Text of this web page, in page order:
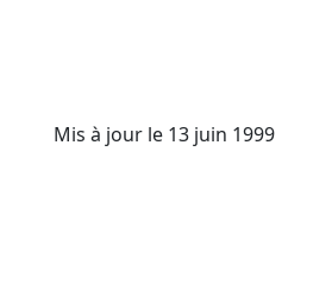
Mis à jour le 13 juin 1999